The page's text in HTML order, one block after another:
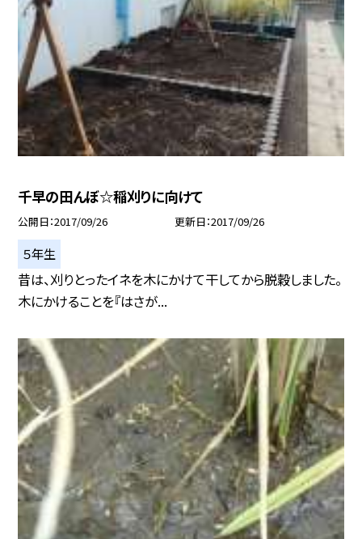
千早の田んぼ☆稲刈りに向けて
公開日 2017/09/26 更新日 2017/09/26
５年生
昔は、刈りとったイネを木にかけて干してから脱穀しました。
木にかけることを『はさが...